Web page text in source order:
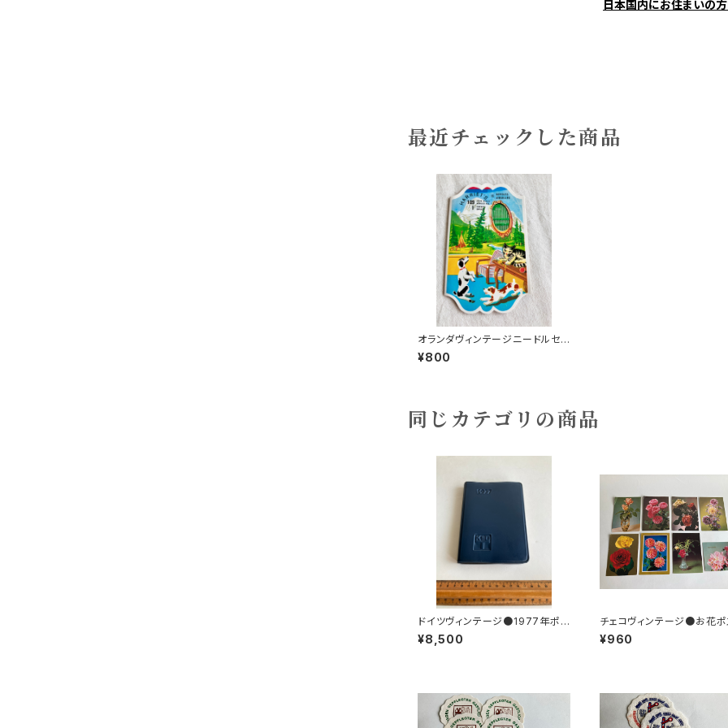
日本国内にお住まいの
最近チェックした商品
オランダヴィンテージニードルセッ
トa
¥800
同じカテゴリの商品
ドイツヴィンテージ●1977年ポケ
ットカレンダーKDT手帳未使用D
DR
¥8,500
チェコヴィンテージ●お花ポ
カード8枚組
¥960